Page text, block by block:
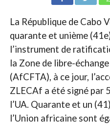
La République de Cabo
quarante et unième
l’instrument de
la Zone de libre-
(AfCFTA), à ce jour,
ZLECAf a été signé par
l’UA. Quarante et un
l’Union africaine sont